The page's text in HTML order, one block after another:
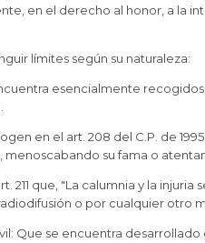
en el derecho al honor, a la
límites según su naturaleza:
esencialmente
en el art. 208 del C.P. de
su fama o
211 que, "La calumnia y la
o por cualquier otro
Que se encuentra desarrollado